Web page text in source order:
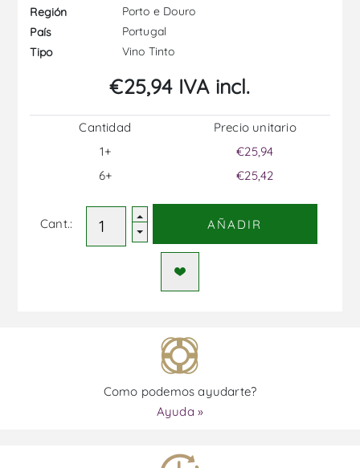
Región
Porto e Douro
País
Portugal
Tipo
Vino Tinto
€25,94 IVA incl.
Cantidad
1+
6+
Precio unitario
€25,94
€25,42
Cant.: AÑADIR
Como podemos ayudarte?
Ayuda »